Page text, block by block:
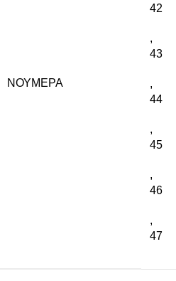
NΟΎΜΕΡΑ
42
,
43
,
44
,
45
,
46
,
47